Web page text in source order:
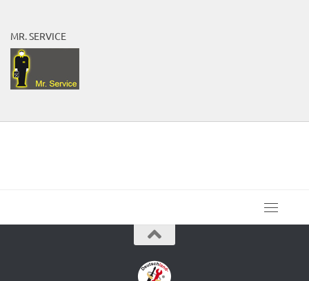
MR. SERVICE